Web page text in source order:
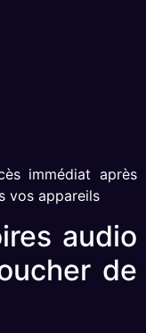
immédiat après
vos appareils
audio
de